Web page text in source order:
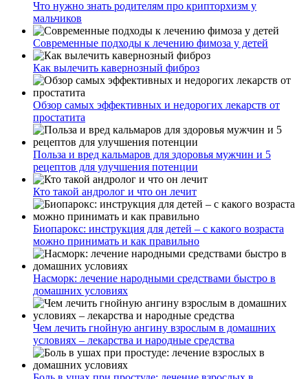
Что нужно знать родителям про крипторхизм у
мальчиков
Современные подходы к лечению фимоза у детей
Как вылечить кавернозный фиброз
Обзор самых эффективных и недорогих лекарств от
простатита
Польза и вред кальмаров для здоровья мужчин и 5
рецептов для улучшения потенции
Кто такой андролог и что он лечит
Биопарокс: инструкция для детей – с какого возраста
можно принимать и как правильно
Насморк: лечение народными средствами быстро в
домашних условиях
Чем лечить гнойную ангину взрослым в домашних
условиях – лекарства и народные средства